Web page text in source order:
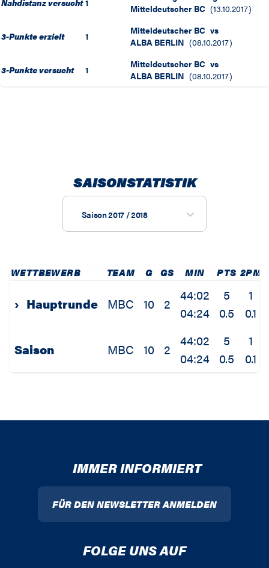
Nahdistanz versucht 1
Mitteldeutscher BC (13.10.2017)
3-Punkte erzielt 1 Mitteldeutscher BC vs
ALBA BERLIN (08.10.2017)
3-Punkte versucht 1 Mitteldeutscher BC vs
ALBA BERLIN (08.10.2017)
SAISONSTATISTIK
Saison 2017 / 2018
WETTBEWERB TEAM G GS MIN PTS 2PM
› Hauptrunde MBC 10 2
44:02
04:24
5
0.5
1
0.1
Saison MBC 10 2
44:02
04:24
5
0.5
1
0.1
IMMER INFORMIERT
FÜR DEN NEWSLETTER ANMELDEN
FOLGE UNS AUF